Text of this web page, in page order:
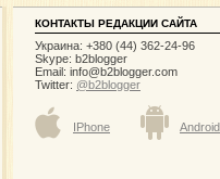
КОНТАКТЫ РЕДАКЦИИ САЙТА
Украина: +380 (44) 362-24-96
Skype: b2blogger
Email: info@b2blogger.com
Twitter: @b2blogger
IPhone Android